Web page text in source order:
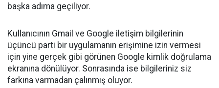
başka adıma geçiliyor.
Kullanıcının Gmail ve Google iletişim bilgilerinin
üçüncü parti bir uygulamanın erişimine izin vermesi
için yine gerçek gibi görünen Google kimlik doğrulama
ekranına dönülüyor. Sonrasında ise bilgileriniz siz
farkına varmadan çalınmış oluyor.